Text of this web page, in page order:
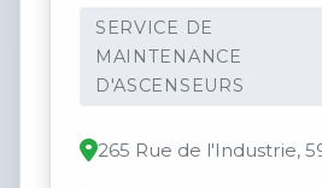
SERVICE DE
MAINTENANCE
D'ASCENSEURS
265 Rue de l'Industrie,